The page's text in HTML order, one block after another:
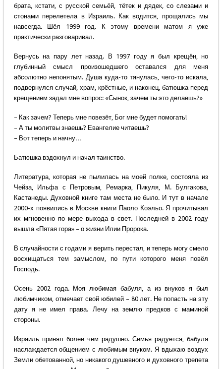
брата, кстати, с русской семьёй, тётек и дядек, со слезами и
стонами перелетела в Израиль. Как водится, прощались мы
навсегда. Шёл 1999 год. К этому времени матом я уже
практически разговаривал.
Вернусь на пару лет назад. В 1997 году я был крещён, но
глубинный смысл произошедшего оставался для меня
абсолютно непонятым. Душа куда-то тянулась, чего-то искала,
подвернулся случай, храм, крёстные, и наконец, батюшка перед
крещением задал мне вопрос: «Сынок, зачем ты это делаешь?»
– Как зачем? Теперь мне повезёт, Бог мне будет помогать!
– А ты молитвы знаешь? Евангелие читаешь?
– Вот теперь и начну…
Батюшка вздохнул и начал таинство.
Литература, которая не пылилась на моей полке, состояла из
Чейза, Ильфа с Петровым, Ремарка, Пикуля, М. Булгакова,
Кастанеды. Духовной книге там места не было. И тут в начале
2000-х появились в Москве книги Паоло Коэльо. Я прочитывал
их мгновенно по мере выхода в свет. Последней в 2002 году
вышла «Пятая гора» – о жизни Илии Пророка.
В случайности с годами я верить перестал, и теперь могу смело
восхищаться тем замыслом, по пути которого меня повёл
Господь.
Осень 2002 года. Моя любимая бабуля, а из внуков я был
любимчиком, отмечает свой юбилей – 80 лет. Не попасть на эту
дату я не имел права. Лечу на землю предков с маминой
стороны.
Израиль принял более чем радушно. Семья радуется, бабуля
наслаждается общением с любимым внуком. Я вдыхаю воздух
Земли обетованной, но никакого душевного и духовного трепета